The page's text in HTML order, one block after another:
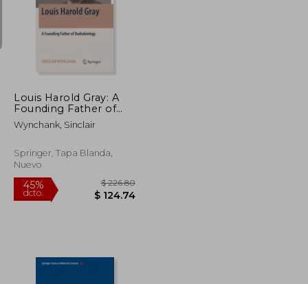
Louis Harold Gray: A
Founding Father of
Radiobiology (en
Inglés)
Wynchank, Sinclair
Springer, Tapa Blanda,
Nuevo